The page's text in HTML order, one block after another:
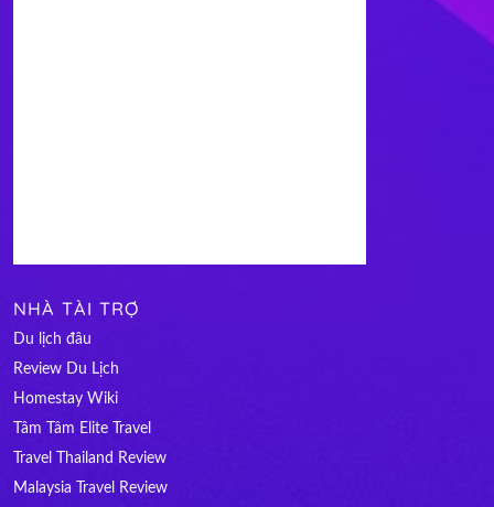
NHÀ TÀI TRỢ
Du lịch đâu
Review Du Lịch
Homestay Wiki
Tâm Tâm Elite Travel
Travel Thailand Review
Malaysia Travel Review